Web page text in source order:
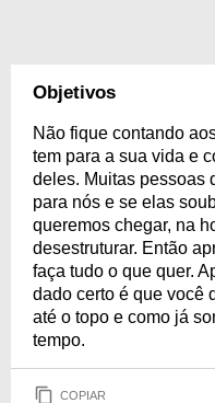
Objetivos
Não fique contando
tem para a sua vida e
deles. Muitas pessoas
para nós e se elas
queremos chegar, na
desestruturar. Então
faça tudo o que quer.
dado certo é que você
até o topo e como já
tempo.
COPIAR